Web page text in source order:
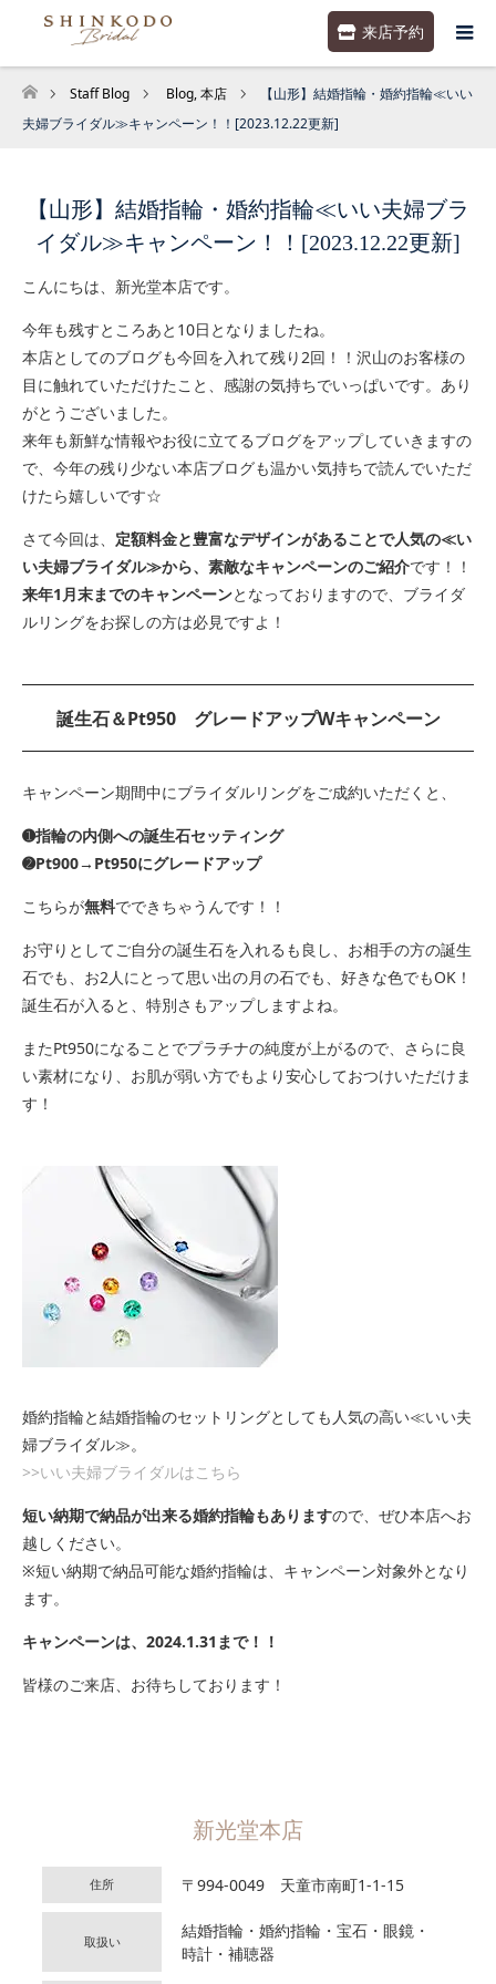
来店予約
ホーム
Staff Blog Blog,本店
【山形】結婚指輪・婚約指輪≪いい
夫婦ブライダル≫キャンペーン！！[2023.12.22更新]
【山形】結婚指輪・婚約指輪≪いい夫婦ブラ
イダル≫キャンペーン！！[2023.12.22更新]
こんにちは、新光堂本店です。
今年も残すところあと10日となりましたね。
本店としてのブログも今回を入れて残り2回！！沢山のお客様の
目に触れていただけたこと、感謝の気持ちでいっぱいです。あり
がとうございました。
来年も新鮮な情報やお役に立てるブログをアップしていきますの
で、今年の残り少ない本店ブログも温かい気持ちで読んでいただ
けたら嬉しいです☆
さて今回は、 定額料金と豊富なデザインがあることで人気の≪い
い夫婦ブライダル≫から、素敵なキャンペーンのご紹介です！！
来年1月末までのキャンペーンとなっておりますので、ブライダ
ルリングをお探しの方は必見ですよ！
誕生石＆Pt950 グレードアップWキャンペーン
キャンペーン期間中にブライダルリングをご成約いただくと、
➊指輪の内側への誕生石セッティング
➋Pt900→Pt950にグレードアップ
こちらが無料でできちゃうんです！！
お守りとしてご自分の誕生石を入れるも良し、お相手の方の誕生
石でも、お2人にとって思い出の月の石でも、好きな色でもOK！
誕生石が入ると、特別さもアップしますよね。
またPt950になることでプラチナの純度が上がるので、さらに良
い素材になり、お肌が弱い方でもより安心しておつけいただけま
す！
婚約指輪と結婚指輪のセットリングとしても人気の高い≪いい夫
婦ブライダル≫。
>>いい夫婦ブライダルはこちら
短い納期で納品が出来る婚約指輪もありますので、ぜひ本店へお
越しください。
※短い納期で納品可能な婚約指輪は、キャンペーン対象外となり
ます。
キャンペーンは、2024.1.31まで！！
皆様のご来店、お待ちしております！
新光堂本店
住所 〒994-0049 天童市南町1-1-15
取扱い
結婚指輪・婚約指輪・宝石・眼鏡・
時計・補聴器